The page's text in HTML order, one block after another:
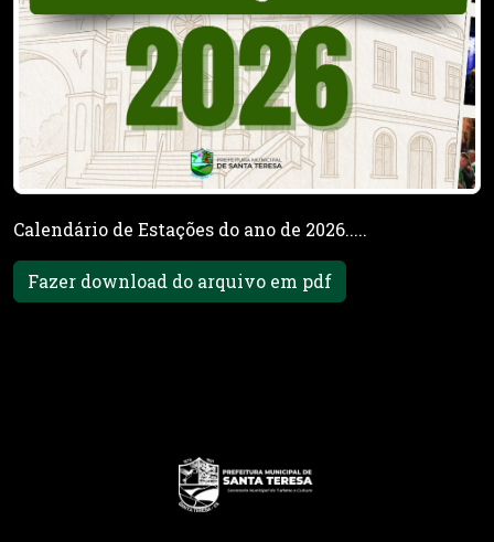
Calendário de Estações do ano de 2026.....
Fazer download do arquivo em pdf